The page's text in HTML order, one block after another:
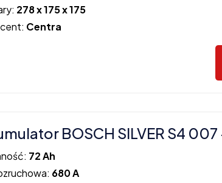
278 x 175 x 175
Centra
BOSCH SILVER S4
72 Ah
680 A